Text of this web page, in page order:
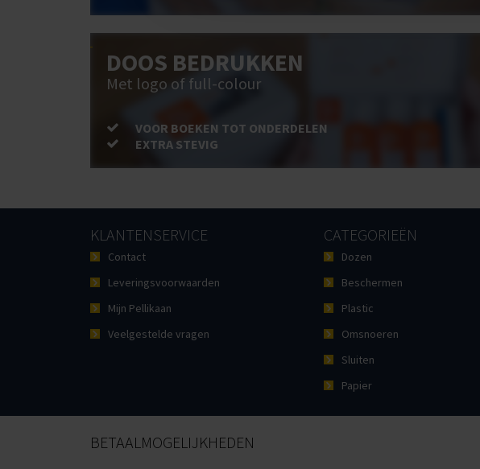
DOOS BEDRUKKEN
Met logo of full-colour
VOOR BOEKEN TOT ONDERDELEN
EXTRA STEVIG
KLANTENSERVICE
Contact
Leveringsvoorwaarden
Mijn Pellikaan
Veelgestelde vragen
CATEGORIEËN
Dozen
Beschermen
Plastic
Omsnoeren
Sluiten
Papier
BETAALMOGELIJKHEDEN